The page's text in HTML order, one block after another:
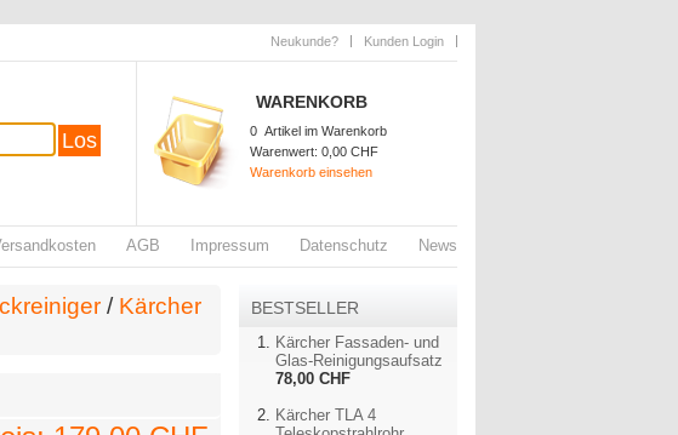
Kunden Login
Neukunde?
News
Datenschutz
Impressum
AGB
Los
WARENKORB
0 Artikel im Warenkorb
Warenwert: 0,00 CHF
Warenkorb einsehen
/ Kärcher
BESTSELLER
Kärcher Fassaden- und
Glas-Reinigungsaufsatz
78,00 CHF
Kärcher TLA 4